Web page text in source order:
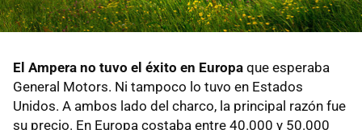
El Ampera no tuvo el éxito en Europa que esperaba
General Motors. Ni tampoco lo tuvo en Estados
Unidos. A ambos lado del charco, la principal razón fue
su precio. En Europa costaba entre 40.000 y 50.000